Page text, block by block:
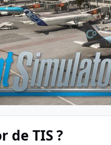
de TIS ?